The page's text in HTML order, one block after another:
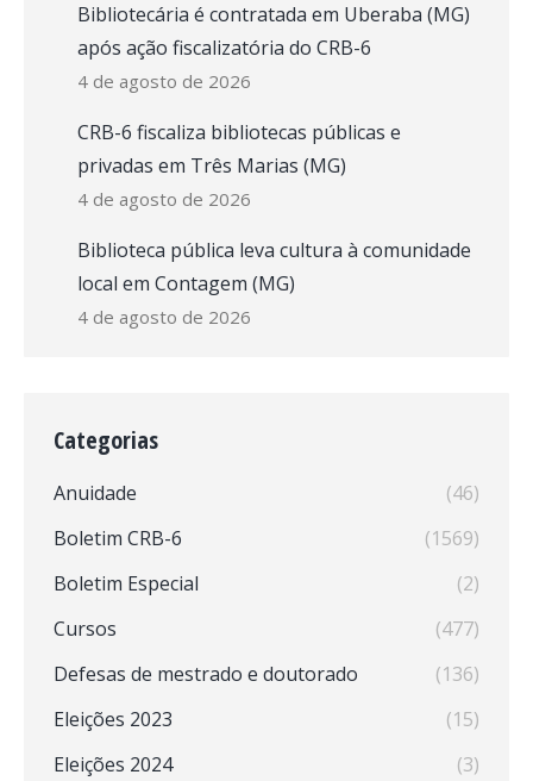
Bibliotecária é contratada em Uberaba (MG)
após ação fiscalizatória do CRB-6
4 de agosto de 2026
CRB-6 fiscaliza bibliotecas públicas e
privadas em Três Marias (MG)
4 de agosto de 2026
Biblioteca pública leva cultura à comunidade
local em Contagem (MG)
4 de agosto de 2026
Categorias
Anuidade
(46)
Boletim CRB-6
(1569)
Boletim Especial
(2)
Cursos
(477)
Defesas de mestrado e doutorado
(136)
Eleições 2023
(15)
Eleições 2024
(3)